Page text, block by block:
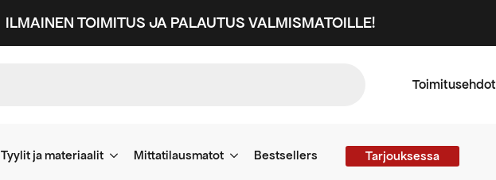
ILMAINEN TOIMITUS JA PALAUTUS VALMISMATOILLE!
Toimitusehdot
Tyylit ja materiaalit Mittatilausmatot Bestsellers Tarjouksessa